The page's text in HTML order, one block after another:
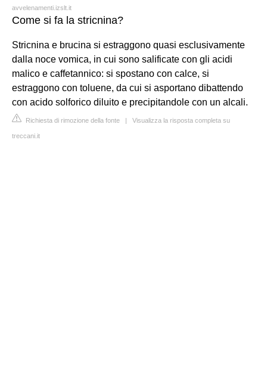
avvelenamenti.izslt.it
Come si fa la stricnina?
Stricnina e brucina si estraggono quasi esclusivamente
dalla noce vomica, in cui sono salificate con gli acidi
malico e caffetannico: si spostano con calce, si
estraggono con toluene, da cui si asportano dibattendo
con acido solforico diluito e precipitandole con un alcali.
Richiesta di rimozione della fonte | Visualizza la risposta completa su
treccani.it